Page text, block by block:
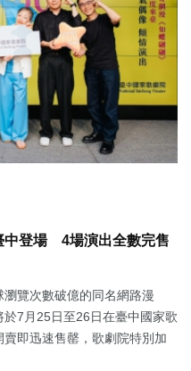
中登場 4場演出全數完售
瀏覽次數破億的同名網路漫
7月25日至26日在臺中國家歌
即迅速售罄，歌劇院特別加